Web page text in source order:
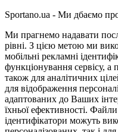
Sportano.ua - Ми дбаємо
Ми прагнемо надавати
рівні. З цією метою ми
мобільні рекламні
функціонування сервісу, а
також для аналітичних
для відображення
адаптованих до Ваших
їхньої ефективності.
ідентифікатори можуть